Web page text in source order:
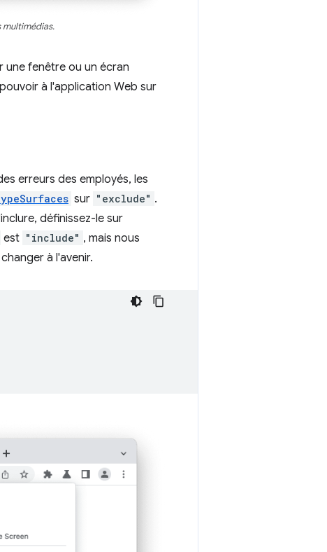
multimédias.
fenêtre ou un écran
à l'application Web sur
erreurs des employés, les
sur "exclude" .
définissez-le sur
est "include" , mais nous
à l'avenir.